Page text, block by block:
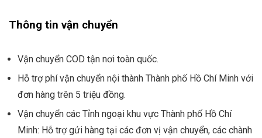
Thông tin vận chuyển
Vận chuyển COD tận nơi toàn quốc.
Hỗ trợ phí vận chuyển nội thành Thành phố Hồ Chí Minh với
đơn hàng trên 5 triệu đồng.
Vận chuyển các Tỉnh ngoại khu vực Thành phố Hồ Chí
Minh: Hỗ trợ gửi hàng tại các đơn vị vận chuyển, các chành